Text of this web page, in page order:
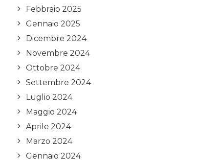
Febbraio 2025
Gennaio 2025
Dicembre 2024
Novembre 2024
Ottobre 2024
Settembre 2024
Luglio 2024
Maggio 2024
Aprile 2024
Marzo 2024
Gennaio 2024